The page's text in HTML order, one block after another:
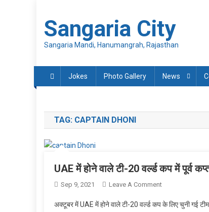
content
Sangaria City
Sangaria Mandi, Hanumangrah, Rajasthan
Jokes Photo Gallery News
TAG: CAPTAIN DHONI
UAE में होने वाले टी-20 वर्ल्ड कप में पूर्व
Sep 9, 2021 Leave A CommentOn
में
अक्टूबर में UAE में होने वाले टी-20 वर्ल्ड कप के लिए चुनी गई